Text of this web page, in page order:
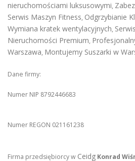
nieruchomościami luksusowymi,
Serwis Maszyn Fitness, Odgrzybianie
Wymiana kratek wentylacyjnych,
Nieruchomości Premium,
Warszawa, Montujemy Suszarki w
Dane firmy:
Numer NIP 8792446683
Numer REGON 021161238
Firma przedsiębiorcy w Ceidg Konrad